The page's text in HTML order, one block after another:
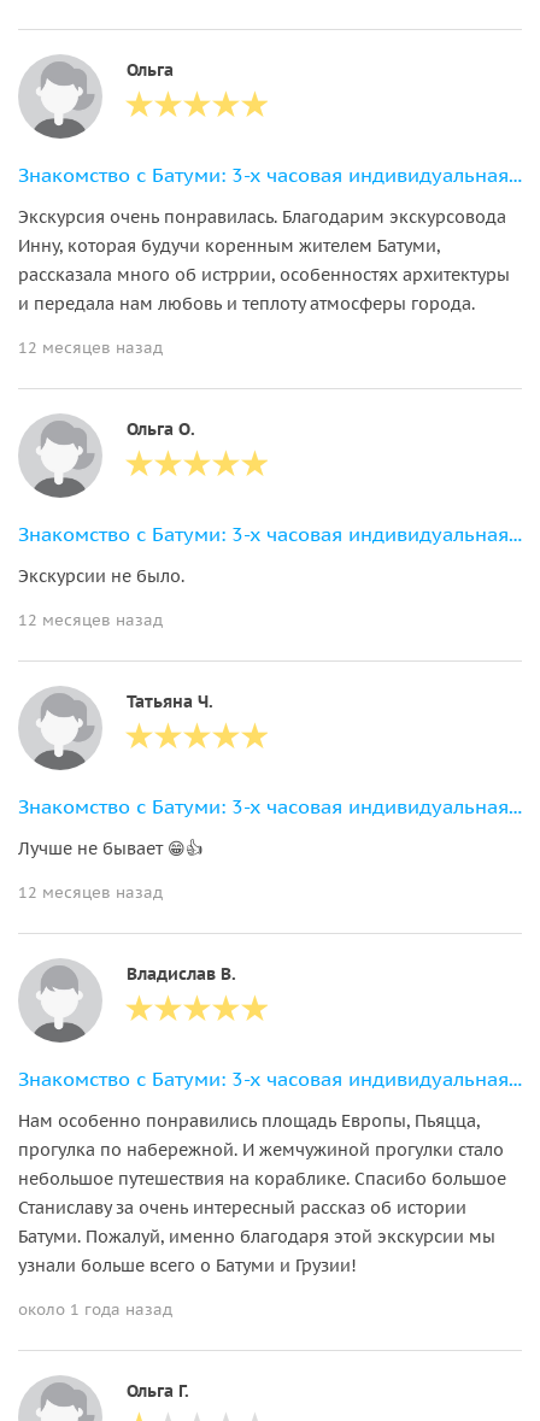
Ольга
Знакомство с Батуми: 3-х часовая индивидуальная экскурсия по городу
Экскурсия очень понравилась. Благодарим экскурсовода
Инну, которая будучи коренным жителем Батуми,
рассказала много об истррии, особенностях архитектуры
и передала нам любовь и теплоту атмосферы города.
12 месяцев назад
Ольга О.
Знакомство с Батуми: 3-х часовая индивидуальная экскурсия по городу
Экскурсии не было.
12 месяцев назад
Татьяна Ч.
Знакомство с Батуми: 3-х часовая индивидуальная экскурсия по городу
Лучше не бывает 😁👍
12 месяцев назад
Владислав В.
Знакомство с Батуми: 3-х часовая индивидуальная экскурсия по городу
Нам особенно понравились площадь Европы, Пьяцца,
прогулка по набережной. И жемчужиной прогулки стало
небольшое путешествия на кораблике. Спасибо большое
Станиславу за очень интересный рассказ об истории
Батуми. Пожалуй, именно благодаря этой экскурсии мы
узнали больше всего о Батуми и Грузии!
около 1 года назад
Ольга Г.